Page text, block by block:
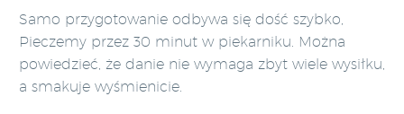
Samo przygotowanie odbywa się dość szybko,
Pieczemy przez 30 minut w piekarniku. Można
powiedzieć, że danie nie wymaga zbyt wiele wysiłku,
a smakuje wyśmienicie.